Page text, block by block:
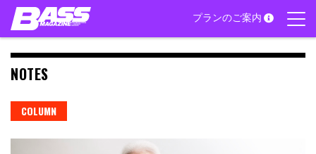
Skip
content
プランのご案内
NOTES
COLUMN